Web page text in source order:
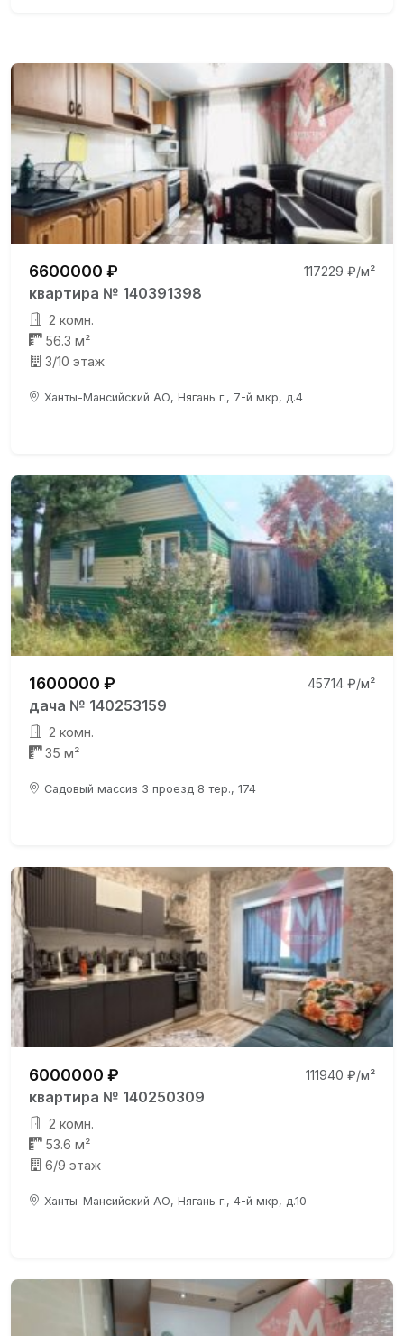
6600000 ₽ 117229 ₽/м²
квартира № 140391398
2 комн.
56.3 м²
3/10 этаж
Ханты-Мансийский АО, Нягань г., 7-й мкр, д.4
1600000 ₽ 45714 ₽/м²
дача № 140253159
2 комн.
35 м²
Садовый массив 3 проезд 8 тер., 174
6000000 ₽ 111940 ₽/м²
квартира № 140250309
2 комн.
53.6 м²
6/9 этаж
Ханты-Мансийский АО, Нягань г., 4-й мкр, д.10